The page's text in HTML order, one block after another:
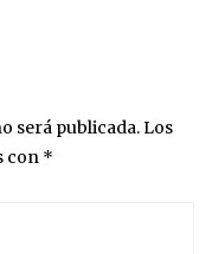
será publicada.Los
con *